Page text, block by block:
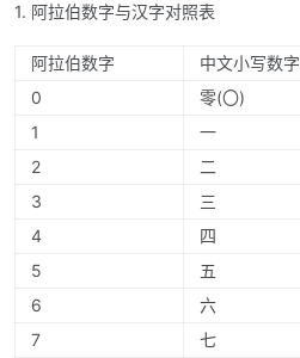
1. 阿拉伯数字与汉字对照表
阿拉伯数字 中文小写数字
0
零(〇)
1
一
2
二
3
三
4
四
5
五
6
六
7
七